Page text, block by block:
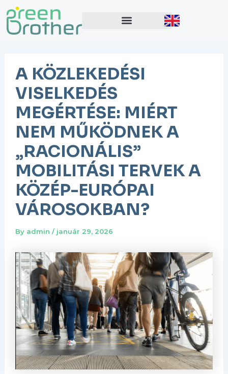
Skip
to
content
A KÖZLEKEDÉSI
VISELKEDÉS
MEGÉRTÉSE: MIÉRT
NEM MŰKÖDNEK A
„RACIONÁLIS”
MOBILITÁSI TERVEK A
KÖZÉP-EURÓPAI
VÁROSOKBAN?
By admin/ január 29, 2026
Post
navigation